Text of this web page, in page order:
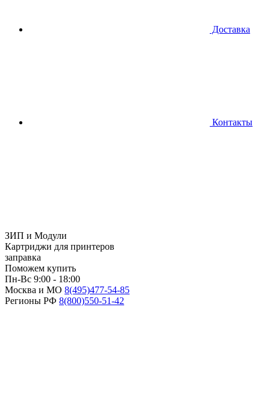
Доставка
Контакты
ЗИП и Модули
Картриджи для принтеров
заправка
Поможем купить
Пн-Вс 9:00 - 18:00
Москва и МО 8(495)477-54-85
Регионы РФ 8(800)550-51-42